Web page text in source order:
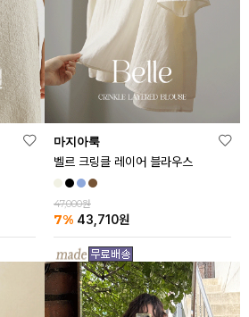
마지아룩
벨르 크링클 레이어 블라우스
47,000원
7% 43,710원